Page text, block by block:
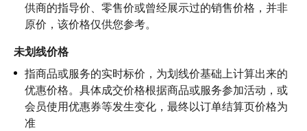
供商的指导价、零售价或曾经展示过的销售价格，并非
原价，该价格仅供您参考。
未划线价格
指商品或服务的实时标价，为划线价基础上计算出来的
优惠价格。具体成交价格根据商品或服务参加活动，或
会员使用优惠券等发生变化，最终以订单结算页价格为
准